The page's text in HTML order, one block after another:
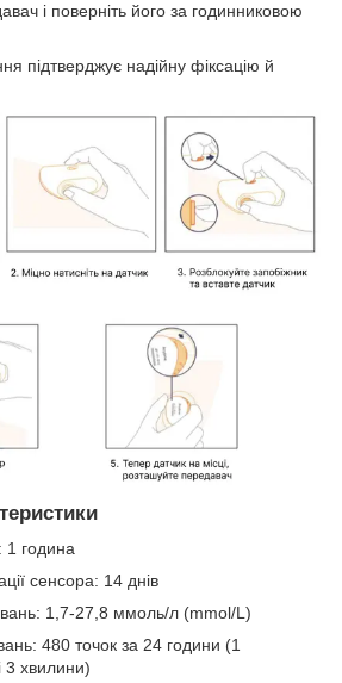
і поверніть його за годинниковою
підтверджує надійну фіксацію й
1 година
сенсора: 14 днів
1,7-27,8 ммоль/л (mmol/L)
480 точок за 24 години (1
3 хвилини)